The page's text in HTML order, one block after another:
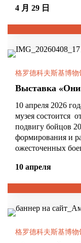
4 月 29 日
格罗德科夫斯基博物
Выставка «Они
10 апреля 2026
музея состоится
подвигу бойцов
формирования и
ожесточенных
10 апреля
格罗德科夫斯基博物